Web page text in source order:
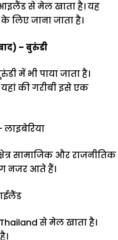
आइलैंड से मेल खाता है। यह
लिए जाना जाता है।
– बुरुंडी
में भी पाया जाता है।
यहां की गरीबी इसे एक
सामाजिक और राजनीतिक
नजर आते हैं।
से मेल खाता है।